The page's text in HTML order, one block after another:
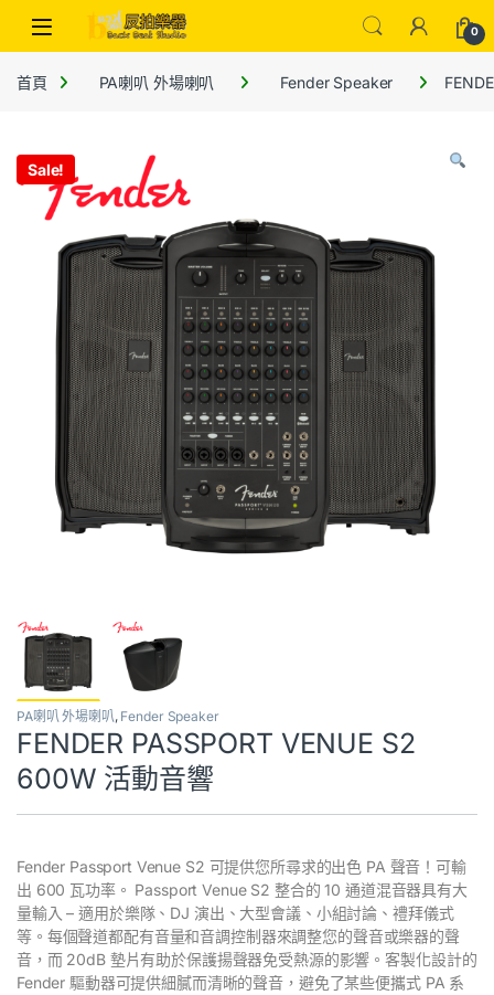
0
首頁 PA喇叭 外場喇叭 Fender Speaker
Sale!
PA喇叭 外場喇叭, Fender Speaker
FENDER PASSPORT VENUE S2
600W 活動音響
Fender Passport Venue S2 可提供您所尋求的出色 PA 聲音！可輸
出 600 瓦功率。 Passport Venue S2 整合的 10 通道混音器具有大
量輸入 – 適用於樂隊、DJ 演出、大型會議、小組討論、禮拜儀式
等。每個聲道都配有音量和音調控制器來調整您的聲音或樂器的聲
音，而 20dB 墊片有助於保護揚聲器免受熱源的影響。客製化設計的
Fender 驅動器可提供細膩而清晰的聲音，避免了某些便攜式 PA 系